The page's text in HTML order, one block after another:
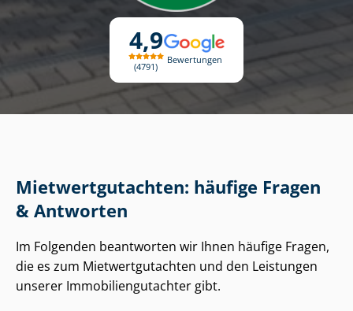
4,9
4791
Bewertungen
Miet­wert­gut­ach­ten: häufige Fragen
& Antworten
Im Folgenden beantworten wir Ihnen häufige Fragen,
die es zum Miet­wert­gut­ach­ten und den Leistungen
unserer Im­mo­bi­li­en­gut­ach­ter gibt.